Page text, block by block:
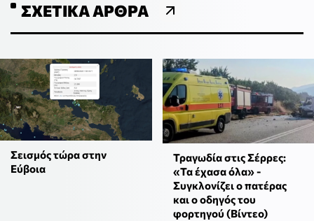
ΣΧΕΤΙΚΆ ΆΡΘΡΑ
Σεισμός τώρα στην
Εύβοια
Τραγωδία στις Σέρρες:
«Τα έχασα όλα» -
Συγκλονίζει ο πατέρας
και ο οδηγός του
φορτηγού (Βίντεο)